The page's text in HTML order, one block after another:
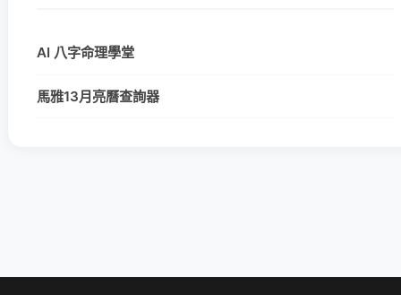
AI 八字命理學堂
馬雅13月亮曆查詢器